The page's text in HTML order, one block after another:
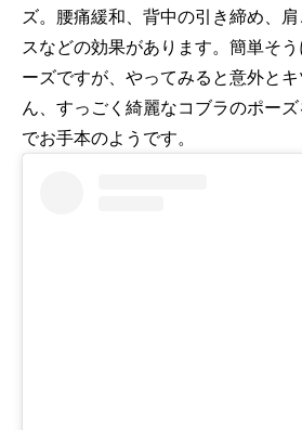
ズ。腰痛緩和、背中の引き締め、
スなどの効果があります。簡単そ
ーズですが、やってみると意外と
ん、すっごく綺麗なコブラのポー
でお手本のようです。